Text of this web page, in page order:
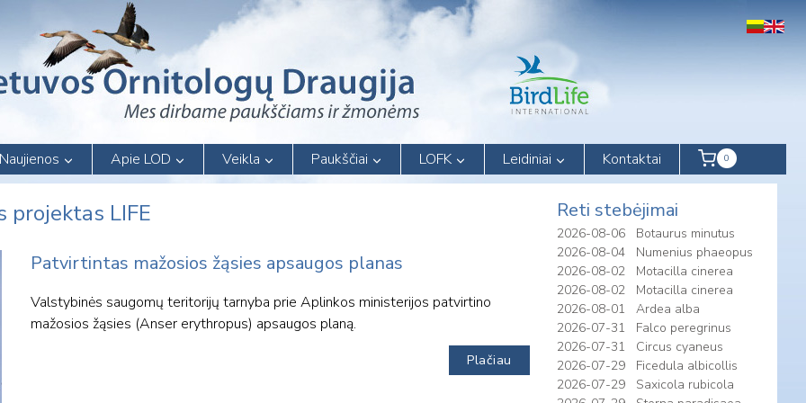
Naujienos Apie LOD Veikla Paukščiai LOFK Leidiniai Kontaktai 0
projektas LIFE
Patvirtintas mažosios žąsies apsaugos planas
Valstybinės saugomų teritorijų tarnyba prie Aplinkos ministerijos patvirtino
mažosios žąsies (Anser erythropus) apsaugos planą.
Plačiau
Reti stebėjimai
2026-08-06
Botaurus minutus
2026-08-04
Numenius phaeopus
2026-08-02
Motacilla cinerea
2026-08-02
Motacilla cinerea
2026-08-01
Ardea alba
2026-07-31
Falco peregrinus
2026-07-31
Circus cyaneus
2026-07-29
Ficedula albicollis
2026-07-29
Saxicola rubicola